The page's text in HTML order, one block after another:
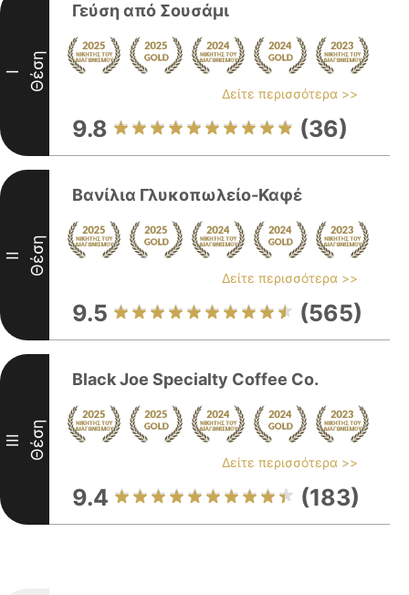
I Θέση
Γεύση από Σουσάμι
Δείτε περισσότερα >>
9.8 (36)
II Θέση
Βανίλια Γλυκοπωλείο-Καφέ
Δείτε περισσότερα >>
9.5 (565)
III Θέση
Black Joe Specialty Coffee Co.
Δείτε περισσότερα >>
9.4 (183)